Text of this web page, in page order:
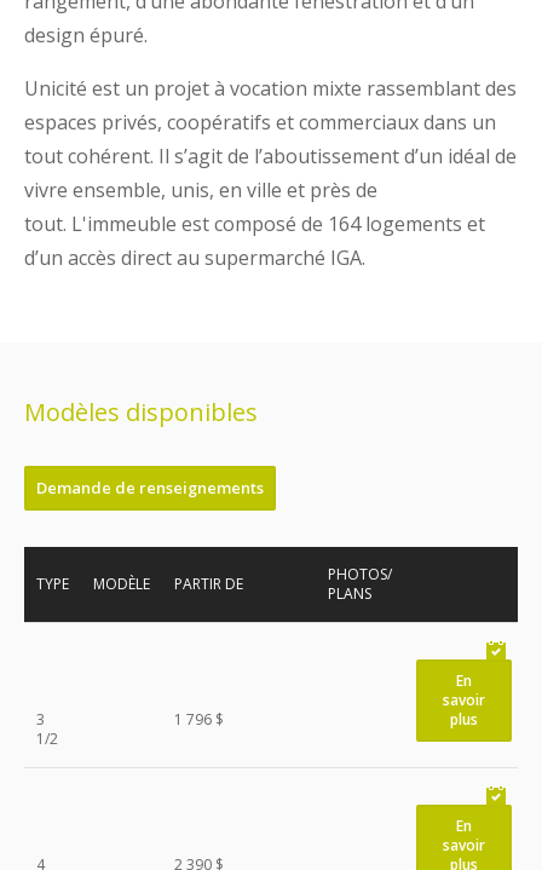
design épuré.
Unicité est un projet à vocation mixte rassemblant des
espaces privés, coopératifs et commerciaux dans un
tout cohérent. Il s’agit de l’aboutissement d’un idéal de
vivre ensemble, unis, en ville et près de
tout. L'immeuble est composé de 164 logements et
d’un accès direct au supermarché IGA.
Modèles disponibles
Demande de renseignements
TYPE MODÈLE PARTIR DE
PHOTOS/
PLANS
3
1/2
1 796 $
En
savoir
plus
4 2 390 $
En
savoir
plus